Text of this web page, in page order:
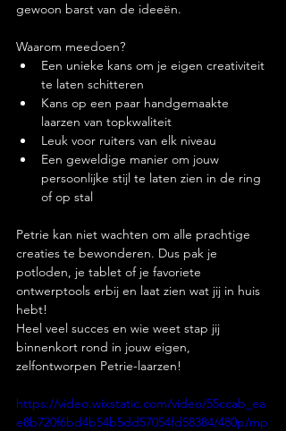
gewoon barst van de ideeën.
Waarom meedoen?
Een unieke kans om je eigen creativiteit
te laten schitteren
Kans op een paar handgemaakte
laarzen van topkwaliteit
Leuk voor ruiters van elk niveau
Een geweldige manier om jouw
persoonlijke stijl te laten zien in de ring
of op stal
Petrie kan niet wachten om alle prachtige
creaties te bewonderen. Dus pak je
potloden, je tablet of je favoriete
ontwerptools erbij en laat zien wat jij in huis
hebt!
Heel veel succes en wie weet stap jij
binnenkort rond in jouw eigen,
zelfontworpen Petrie-laarzen!
https://video.wixstatic.com/video/55ccab_ea
e8b720f6bd4b54b5dd57054fd58384/480p/mp